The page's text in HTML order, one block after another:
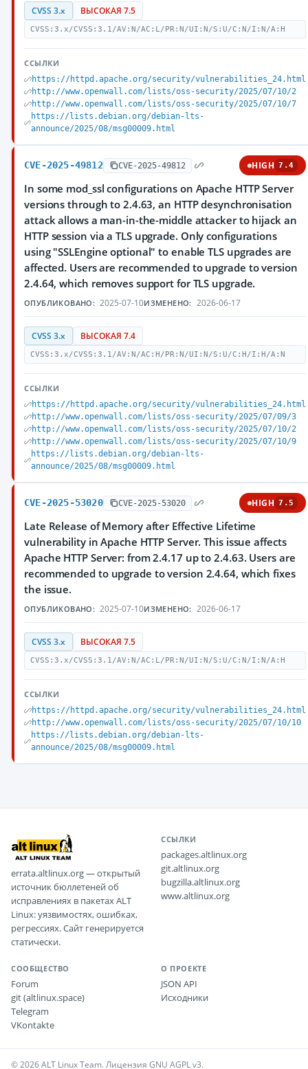
CVSS 3.x ВЫСОКАЯ 7.5
CVSS:3.x/CVSS:3.1/AV:N/AC:L/PR:N/UI:N/S:U/C:N/I:N/A:H
ССЫЛКИ
https://httpd.apache.org/security/vulnerabilities_24.html
http://www.openwall.com/lists/oss-security/2025/07/10/2
http://www.openwall.com/lists/oss-security/2025/07/10/7
https://lists.debian.org/debian-lts-
announce/2025/08/msg00009.html
CVE-2025-49812 CVE-2025-49812 HIGH 7.4
In some mod_ssl configurations on Apache HTTP Server
versions through to 2.4.63, an HTTP desynchronisation
attack allows a man-in-the-middle attacker to hijack an
HTTP session via a TLS upgrade. Only configurations
using "SSLEngine optional" to enable TLS upgrades are
affected. Users are recommended to upgrade to version
2.4.64, which removes support for TLS upgrade.
ОПУБЛИКОВАНО: 2025-07-10ИЗМЕНЕНО: 2026-06-17
CVSS 3.x ВЫСОКАЯ 7.4
CVSS:3.x/CVSS:3.1/AV:N/AC:H/PR:N/UI:N/S:U/C:H/I:H/A:N
ССЫЛКИ
https://httpd.apache.org/security/vulnerabilities_24.html
http://www.openwall.com/lists/oss-security/2025/07/09/3
http://www.openwall.com/lists/oss-security/2025/07/10/2
http://www.openwall.com/lists/oss-security/2025/07/10/9
https://lists.debian.org/debian-lts-
announce/2025/08/msg00009.html
CVE-2025-53020 CVE-2025-53020 HIGH 7.5
Late Release of Memory after Effective Lifetime
vulnerability in Apache HTTP Server. This issue affects
Apache HTTP Server: from 2.4.17 up to 2.4.63. Users are
recommended to upgrade to version 2.4.64, which fixes
the issue.
ОПУБЛИКОВАНО: 2025-07-10ИЗМЕНЕНО: 2026-06-17
CVSS 3.x ВЫСОКАЯ 7.5
CVSS:3.x/CVSS:3.1/AV:N/AC:L/PR:N/UI:N/S:U/C:N/I:N/A:H
ССЫЛКИ
https://httpd.apache.org/security/vulnerabilities_24.html
http://www.openwall.com/lists/oss-security/2025/07/10/10
https://lists.debian.org/debian-lts-
announce/2025/08/msg00009.html
errata.altlinux.org — открытый
источник бюллетеней об
исправлениях в пакетах ALT
Linux: уязвимостях, ошибках,
регрессиях. Сайт генерируется
статически.
ССЫЛКИ
packages.altlinux.org
git.altlinux.org
bugzilla.altlinux.org
www.altlinux.org
СООБЩЕСТВО
Forum
git (altlinux.space)
Telegram
VKontakte
О ПРОЕКТЕ
JSON API
Исходники
© 2026 ALT Linux Team. Лицензия GNU AGPL v3.